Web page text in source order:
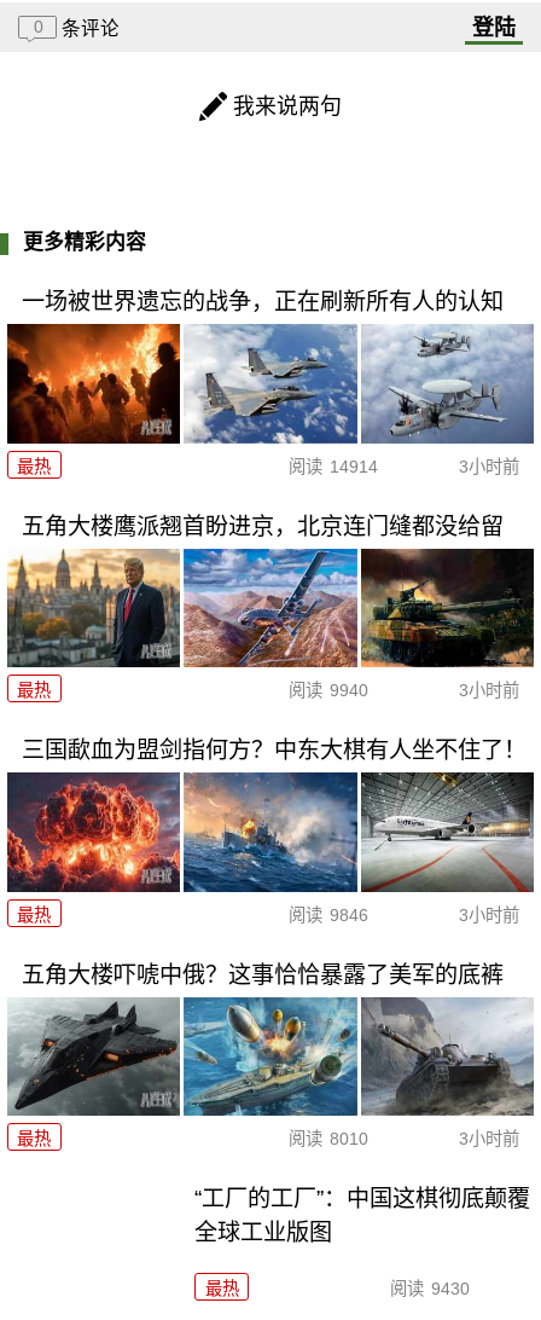
0 条评论 登陆
我来说两句
更多精彩内容
一场被世界遗忘的战争，正在刷新所有人的认知
最热 阅读 14914 3小时前
五角大楼鹰派翘首盼进京，北京连门缝都没给留
最热 阅读 9940 3小时前
三国歃血为盟剑指何方？中东大棋有人坐不住了！
最热 阅读 9846 3小时前
五角大楼吓唬中俄？这事恰恰暴露了美军的底裤
最热 阅读 8010 3小时前
“工厂的工厂”：中国这棋彻底颠覆
全球工业版图
最热 阅读 9430